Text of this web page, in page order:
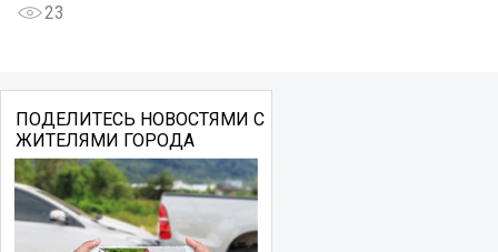
23
ПОДЕЛИТЕСЬ НОВОСТЯМИ С
ЖИТЕЛЯМИ ГОРОДА